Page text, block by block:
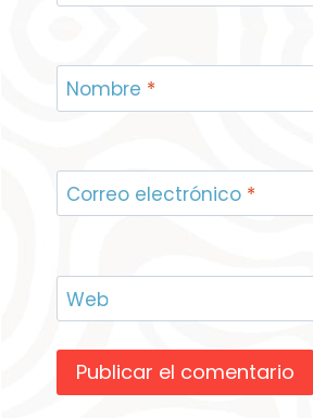
Nombre *
Correo electrónico *
Web